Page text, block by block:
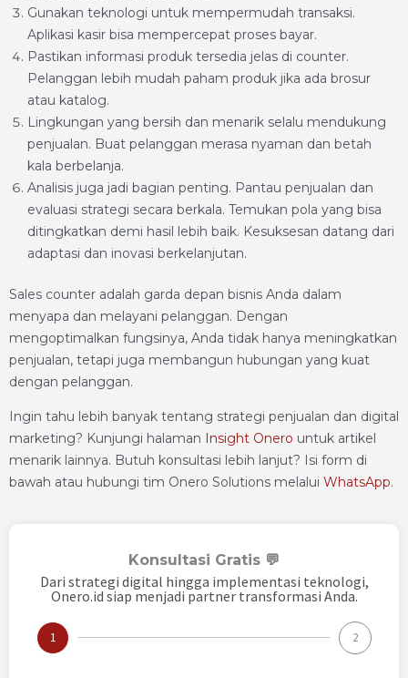
Gunakan teknologi untuk mempermudah transaksi.
Aplikasi kasir bisa mempercepat proses bayar.
Pastikan informasi produk tersedia jelas di counter.
Pelanggan lebih mudah paham produk jika ada brosur
atau katalog.
Lingkungan yang bersih dan menarik selalu mendukung
penjualan. Buat pelanggan merasa nyaman dan betah
kala berbelanja.
Analisis juga jadi bagian penting. Pantau penjualan dan
evaluasi strategi secara berkala. Temukan pola yang bisa
ditingkatkan demi hasil lebih baik. Kesuksesan datang dari
adaptasi dan inovasi berkelanjutan.
Sales counter adalah garda depan bisnis Anda dalam
menyapa dan melayani pelanggan. Dengan
mengoptimalkan fungsinya, Anda tidak hanya meningkatkan
penjualan, tetapi juga membangun hubungan yang kuat
dengan pelanggan.
Ingin tahu lebih banyak tentang strategi penjualan dan digital
marketing? Kunjungi halaman Insight Onero untuk artikel
menarik lainnya. Butuh konsultasi lebih lanjut? Isi form di
bawah atau hubungi tim Onero Solutions melalui WhatsApp.
Konsultasi Gratis 💬
Dari strategi digital hingga implementasi teknologi,
Onero.id siap menjadi partner transformasi Anda.
1 2